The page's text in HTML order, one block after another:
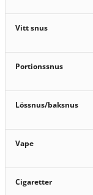
Vitt snus
Portionssnus
Lössnus/baksnus
Vape
Cigaretter